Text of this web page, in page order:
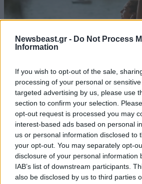
Newsbeast.gr - Do Not Process
Information
If you wish to opt-out of the sale,
processing of your personal or
targeted advertising by us, please use
section to confirm your selection.
opt-out request is processed you may
interest-based ads based on personal
us or personal information disclosed to
your opt-out. You may separately opt-
disclosure of your personal information
IAB’s list of downstream participants.
also be disclosed by us to third parties
Πώς να διατηρήσετε τη
διακοπές – Μια ολιγόλεπτη
προσφέρει ό,τι χρειάζεστε